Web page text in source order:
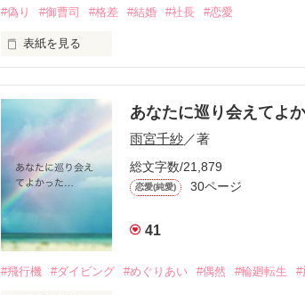
#偽り #御曹司 #格差 #結婚 #社長 #恋愛
表紙を見る
かなくて……。
          ★☆★☆★レビューありがとうございます！！★☆★☆★
さくらみらいさん、Ｍｅｉ１０１５さん、
ピピピッコロさん、Ｂｉａｎ♪さん、Ｏ－
けんちけさん、山猫３世さん、usamoさん
あなたに巡り会えてよ
雨宮千紗／著
総文字数/21,879
恋愛(純愛) 30ページ
41
#飛行機 #ダイビング #めぐりあい #偶然 #輪廻転生 #